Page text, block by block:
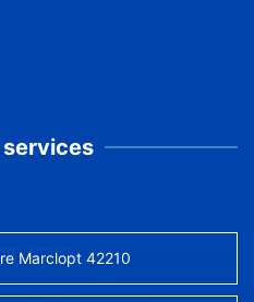
Marclopt 42210